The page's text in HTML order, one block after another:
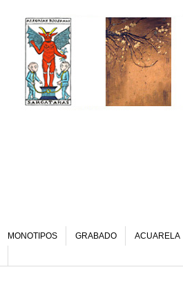
MONOTIPOS GRABADO ACUARELA